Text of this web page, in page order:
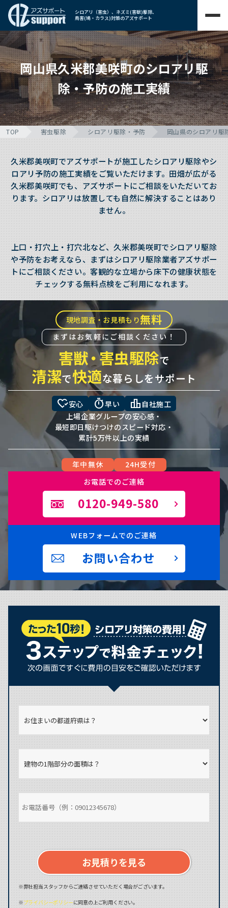
シロアリ（害虫）、ネズミ(害獣)駆除、
鳥害(鳩・カラス)対策のアズサポート
岡山県久米郡美咲町のシロアリ駆
除・予防の施工実績
TOP 害虫駆除 シロアリ駆除・予防 岡山県のシロアリ駆
久米郡美咲町でアズサポートが施工したシロアリ駆除やシ
ロアリ予防の施工実績をご覧いただけます。田畑が広がる
久米郡美咲町でも、アズサポートにご相談をいただいてお
ります。シロアリは放置しても自然に解決することはあり
ません。
上口・打穴上・打穴北など、久米郡美咲町でシロアリ駆除
や予防をお考えなら、まずはシロアリ駆除業者アズサポー
トにご相談ください。客観的な立場から床下の健康状態を
チェックする無料点検をご利用になれます。
現地調査・お見積もり無料
まずはお気軽にご相談ください！
害獣・害虫駆除で
清潔で快適な暮らしをサポート
heart_check安心 timer早い leaderboard 自社施工
上場企業グループの安心感・
最短即日駆けつけのスピード対応・
累計5万件以上の実績
年中無休
24H受付
お電話でのご連絡
0120-949-580
WEBフォームでのご連絡
お問い合わせ
お見積りを見る
※弊社担当スタッフからご連絡させていただく場合がございます。
※プライバシーポリシーに同意の上ご利用ください。